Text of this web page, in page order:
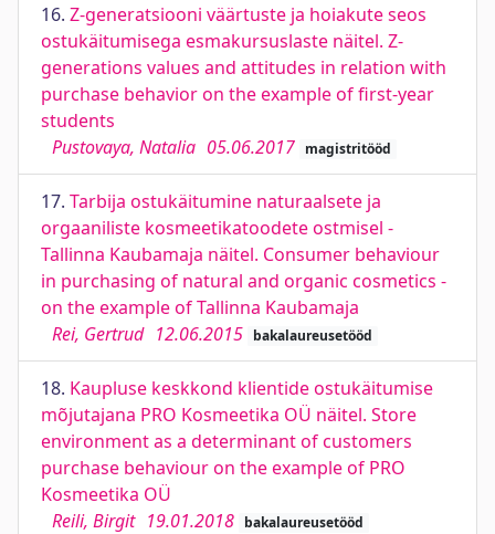
16. Z-generatsiooni väärtuste ja hoiakute seos
ostukäitumisega esmakursuslaste näitel. Z-
generations values and attitudes in relation with
purchase behavior on the example of first-year
students
Pustovaya, Natalia 05.06.2017 magistritööd
17. Tarbija ostukäitumine naturaalsete ja
orgaaniliste kosmeetikatoodete ostmisel -
Tallinna Kaubamaja näitel. Consumer behaviour
in purchasing of natural and organic cosmetics -
on the example of Tallinna Kaubamaja
Rei, Gertrud 12.06.2015 bakalaureusetööd
18. Kaupluse keskkond klientide ostukäitumise
mõjutajana PRO Kosmeetika OÜ näitel. Store
environment as a determinant of customers
purchase behaviour on the example of PRO
Kosmeetika OÜ
Reili, Birgit 19.01.2018 bakalaureusetööd